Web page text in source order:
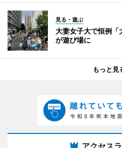
見る・遊ぶ
大妻女子大で恒例
が遊び場に
もっと見
アクセス